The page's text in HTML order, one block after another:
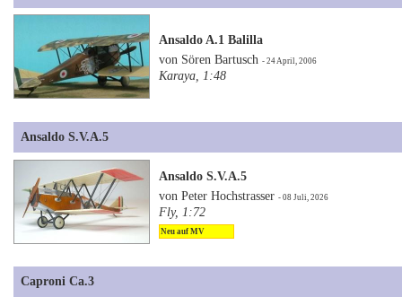
Ansaldo A.1 Balilla
von Sören Bartusch- 24 April, 2006
Karaya, 1:48
Ansaldo S.V.A.5
Ansaldo S.V.A.5
von Peter Hochstrasser- 08 Juli, 2026
Fly, 1:72
Neu auf MV
Caproni Ca.3